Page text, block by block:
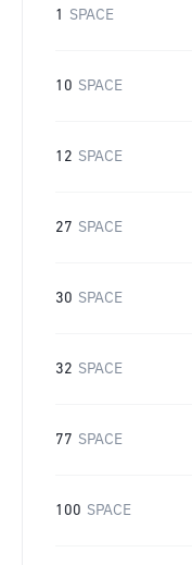
1 SPACE
10 SPACE
12 SPACE
27 SPACE
30 SPACE
32 SPACE
77 SPACE
100 SPACE